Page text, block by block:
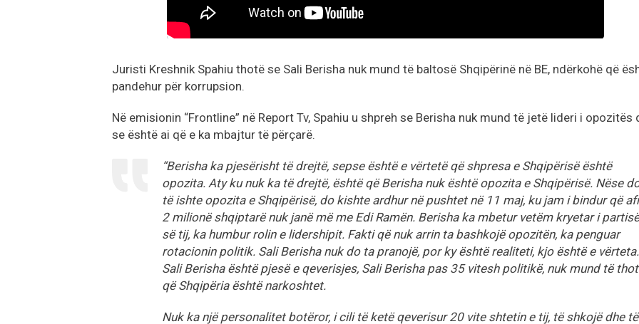
Juristi Kreshnik Spahiu thotë se Sali Berisha nuk mund të baltosë Shqipërinë në BE, ndërkohë që
pandehur për korrupsion.
Në emisionin “Frontline” në Report Tv, Spahiu u shpreh se Berisha nuk mund të jetë lideri i opozitës
se është ai që e ka mbajtur të përçarë.
“Berisha ka pjesërisht të drejtë, sepse është e vërtetë që shpresa e Shqipërisë është
opozita. Aty ku nuk ka të drejtë, është që Berisha nuk është opozita e Shqipërisë. Nëse
të ishte opozita e Shqipërisë, do kishte ardhur në pushtet në 11 maj, ku jam i bindur që
2 milionë shqiptarë nuk janë më me Edi Ramën. Berisha ka mbetur vetëm kryetar i partisë
së tij, ka humbur rolin e lidershipit. Fakti që nuk arrin ta bashkojë opozitën, ka penguar
rotacionin politik. Sali Berisha nuk do ta pranojë, por ky është realiteti, kjo është e vërteta.
Sali Berisha është pjesë e qeverisjes, Sali Berisha pas 35 vitesh politikë, nuk mund të
që Shqipëria është narkoshtet.
Nuk ka një personalitet botëror, i cili të ketë qeverisur 20 vite shtetin e tij, të shkojë dhe të